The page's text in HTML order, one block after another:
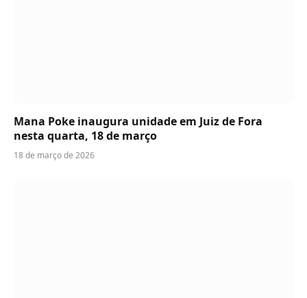
Mana Poke inaugura unidade em Juiz de Fora
nesta quarta, 18 de março
18 de março de 2026